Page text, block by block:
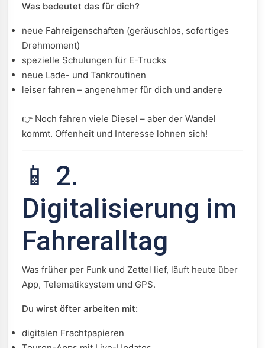
Was bedeutet das für dich?
neue Fahreigenschaften (geräuschlos, sofortiges
Drehmoment)
spezielle Schulungen für E-Trucks
neue Lade- und Tankroutinen
leiser fahren – angenehmer für dich und andere
👉 Noch fahren viele Diesel – aber der Wandel
kommt. Offenheit und Interesse lohnen sich!
📱 2.
Digitalisierung im
Fahreralltag
Was früher per Funk und Zettel lief, läuft heute über
App, Telematiksystem und GPS.
Du wirst öfter arbeiten mit:
digitalen Frachtpapieren